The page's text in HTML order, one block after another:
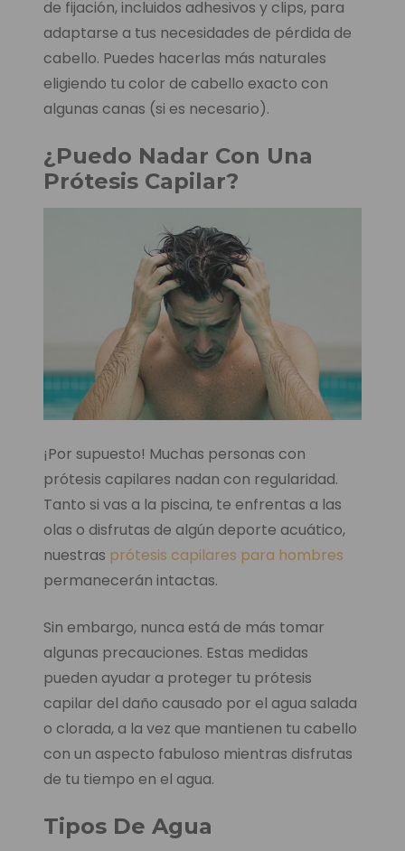
de fijación, incluidos adhesivos y clips, para
adaptarse a tus necesidades de pérdida de
cabello. Puedes hacerlas más naturales
eligiendo tu color de cabello exacto con
algunas canas (si es necesario).
¿Puedo Nadar Con Una
Prótesis Capilar?
¡Por supuesto! Muchas personas con
prótesis capilares nadan con regularidad.
Tanto si vas a la piscina, te enfrentas a las
olas o disfrutas de algún deporte acuático,
nuestras prótesis capilares para hombres
permanecerán intactas.
Sin embargo, nunca está de más tomar
algunas precauciones. Estas medidas
pueden ayudar a proteger tu prótesis
capilar del daño causado por el agua salada
o clorada, a la vez que mantienen tu cabello
con un aspecto fabuloso mientras disfrutas
de tu tiempo en el agua.
Tipos De Agua